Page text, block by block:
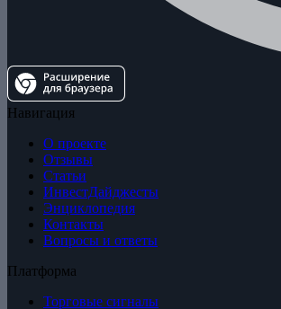
Навигация
О проекте
Отзывы
Статьи
ИнвестДайджесты
Энциклопедия
Контакты
Вопросы и ответы
Платформа
Торговые сигналы